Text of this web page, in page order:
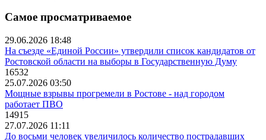
Самое просматриваемое
29.06.2026 18:48
На съезде «Единой России» утвердили список кандидатов от
Ростовской области на выборы в Государственную Думу
16532
25.07.2026 03:50
Мощные взрывы прогремели в Ростове - над городом
работает ПВО
14915
27.07.2026 11:11
До восьми человек увеличилось количество пострадавших